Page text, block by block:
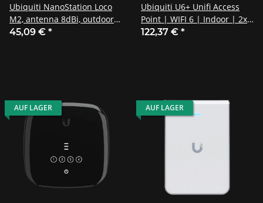
Ubiquiti NanoStation Loco
M2, antenna 8dBi, outdoor
client 2,4GHz
45,09 € *
Ubiquiti U6+ Unifi Access
Point | WIFI 6 | Indoor | 2x2
MU-MIMO / U6+
122,37 € *
AUF LAGER AUF LAGER